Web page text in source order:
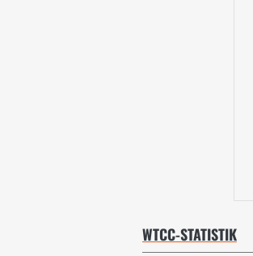
WTCC-STATISTIK